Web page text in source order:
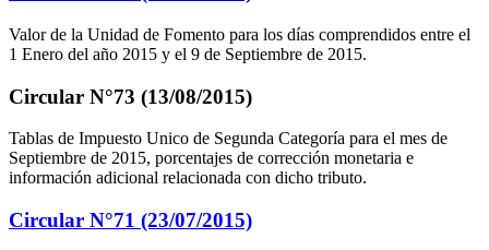
Valor de la Unidad de Fomento para los días comprendidos entre el
1 Enero del año 2015 y el 9 de Septiembre de 2015.
Circular N°73 (13/08/2015)
Tablas de Impuesto Unico de Segunda Categoría para el mes de
Septiembre de 2015, porcentajes de corrección monetaria e
información adicional relacionada con dicho tributo.
Circular N°71 (23/07/2015)